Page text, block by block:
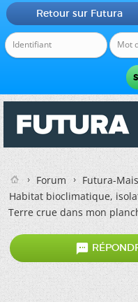
Retour sur Futura
Forum
Futura-
Habitat bioclimatique,
Terre crue dans mon
